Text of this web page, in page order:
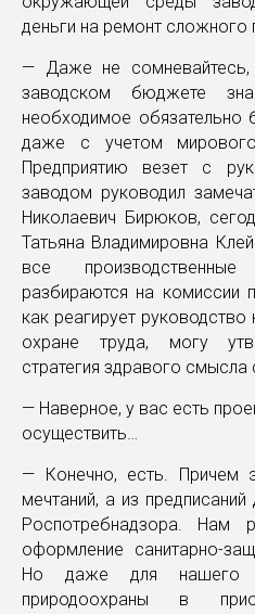
деньги на ремонт сложного
— Даже не сомневайтесь,
заводском бюджете
необходимое обязательно
даже с учетом
Предприятию везет с
заводом руководил
Николаевич Бирюков,
Татьяна Владимировна
все
разбираются на комиссии
как реагирует
охране труда, могу
стратегия здравого смысла
— Наверное, у вас есть
осуществить…
— Конечно, есть. Причем
мечтаний, а из
Роспотребнадзора. Нам
оформление санитарно-
Но даже для нашего
природоохраны в